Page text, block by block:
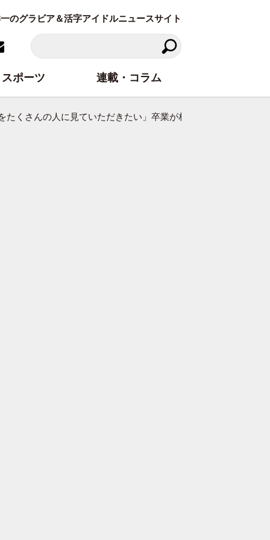
のグラビア＆活字アイドルニュースサイト
くさんの人に見ていただきたい」卒業が相次ぐグループを託
スポーツ 連載・コラム